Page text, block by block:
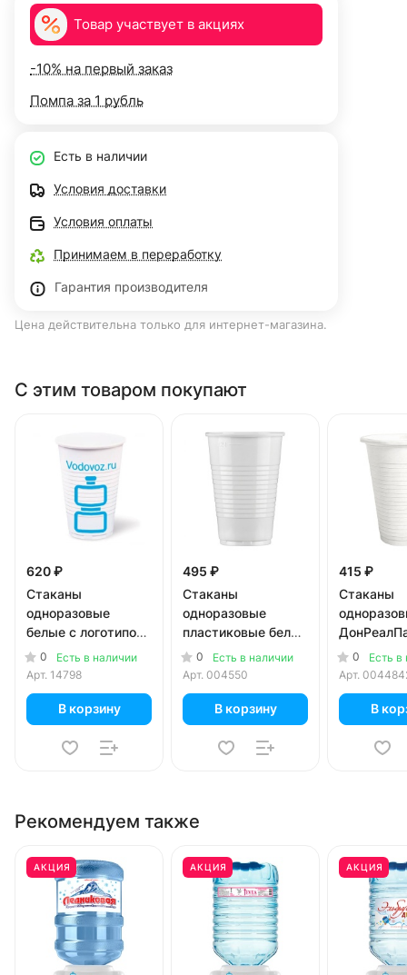
Товар участвует в акциях
-10% на первый заказ
Помпа за 1 рубль
Есть в наличии
Условия доставки
Условия оплаты
Принимаем в переработку
Гарантия производителя
Цена действительна только для интернет-магазина.
С этим товаром покупают
620 ₽
Стаканы
одноразовые
белые с логотипом
Vodovoz.ru 200 мл
100 шт. в уп.
0
Есть в наличии
Арт. 14798
В корзину
495 ₽
Стаканы
одноразовые
пластиковые белые
200 мл 100 шт. в
уп.
0
Есть в наличии
Арт. 004550
В корзину
415 ₽
Стаканы
200 мл
0
Есть в
Арт.
В
Рекомендуем также
АКЦИЯ АКЦИЯ АКЦИЯ